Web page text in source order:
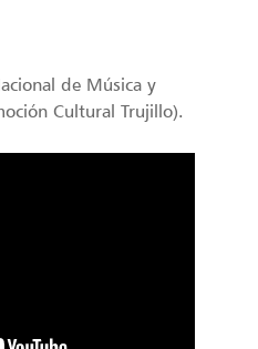
de Música y
Cultural Trujillo).